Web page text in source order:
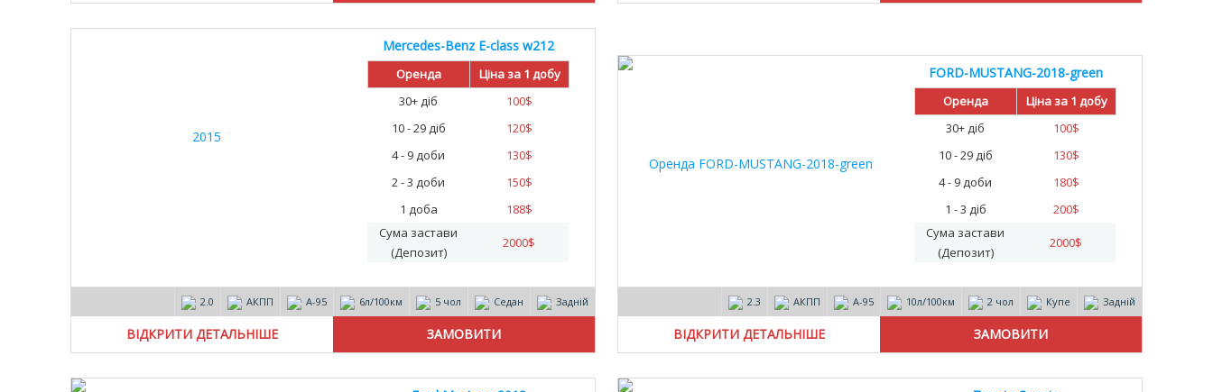
Mercedes-Benz E-class w212
AMG 2015
Оренда
Ціна за 1 добу
30+ діб
100$
10 - 29 діб
120$
4 - 9 доби
130$
2 - 3 доби
150$
1 доба
188$
Сума застави
(Депозит)
2000$
2.0 АКПП А-95 6л/100км 5 чол Седан Задній
ВІДКРИТИ ДЕТАЛЬНІШЕ
FORD-MUSTANG-2018-green
Оренда
Ціна за 1 добу
30+ діб
100$
10 - 29 діб
130$
4 - 9 доби
180$
1 - 3 діб
200$
Сума застави
(Депозит)
2000$
2.3 АКПП А-95 10л/100км 2 чол Купе Задній
ВІДКРИТИ ДЕТАЛЬНІШЕ